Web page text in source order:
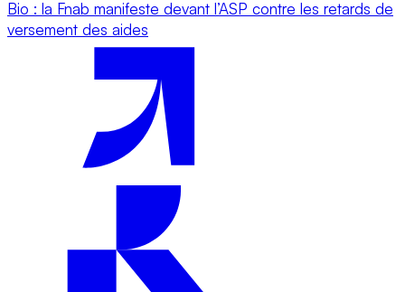
Bio : la Fnab manifeste devant l’ASP contre les retards de
versement des aides